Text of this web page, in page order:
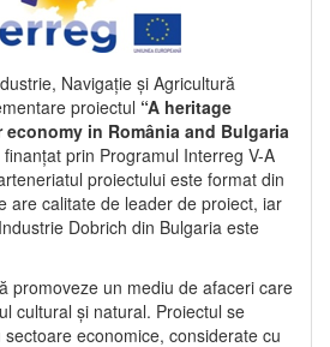
Navigație și Agricultură
proiectul “A heritage
in România and Bulgaria
finanțat prin Programul Interreg V-A
proiectului este format din
are calitate de leader de proiect, iar
Dobrich din Bulgaria este
promoveze un mediu de afaceri care
cultural și natural. Proiectul se
economice, considerate cu